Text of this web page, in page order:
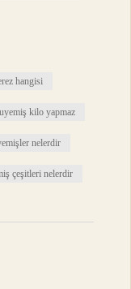
hangisi
kilo yapmaz
nelerdir
çeşitleri nelerdir